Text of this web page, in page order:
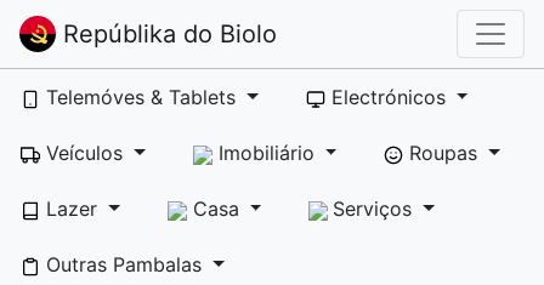
Repúblika do Biolo
Telemóves & Tablets Electrónicos
Veículos Imobiliário Roupas
Lazer Casa Serviços
Outras Pambalas